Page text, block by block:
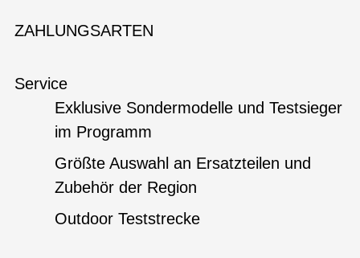
ZAHLUNGSARTEN
Service
Exklusive Sondermodelle und Testsieger
im Programm
Größte Auswahl an Ersatzteilen und
Zubehör der Region
Outdoor Teststrecke